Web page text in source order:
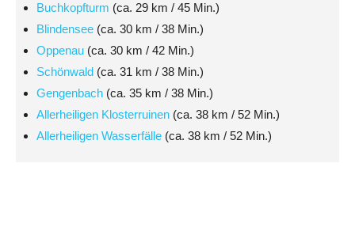
Buchkopfturm (ca. 29 km / 45 Min.)
Blindensee (ca. 30 km / 38 Min.)
Oppenau (ca. 30 km / 42 Min.)
Schönwald (ca. 31 km / 38 Min.)
Gengenbach (ca. 35 km / 38 Min.)
Allerheiligen Klosterruinen (ca. 38 km / 52 Min.)
Allerheiligen Wasserfälle (ca. 38 km / 52 Min.)